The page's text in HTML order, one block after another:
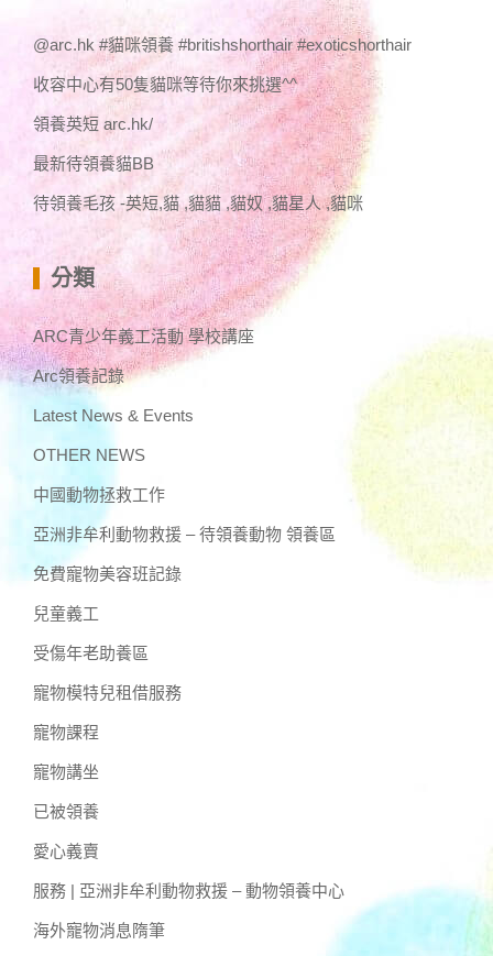
@arc.hk #貓咪領養 #britishshorthair #exoticshorthair
收容中心有50隻貓咪等待你來挑選^^
領養英短 arc.hk/
最新待領養貓BB
待領養毛孩 -英短,貓 ,貓貓 ,貓奴 ,貓星人 ,貓咪
分類
ARC青少年義工活動 學校講座
Arc領養記錄
Latest News & Events
OTHER NEWS
中國動物拯救工作
亞洲非牟利動物救援 – 待領養動物 領養區
免費寵物美容班記錄
兒童義工
受傷年老助養區
寵物模特兒租借服務
寵物課程
寵物講坐
已被領養
愛心義賣
服務 | 亞洲非牟利動物救援 – 動物領養中心
海外寵物消息隋筆